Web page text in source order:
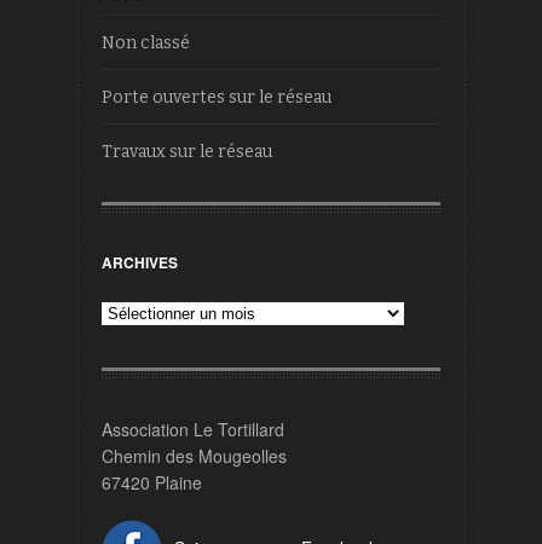
Non classé
Porte ouvertes sur le réseau
Travaux sur le réseau
ARCHIVES
Archives
Association Le Tortillard
Chemin des Mougeolles
67420 Plaine